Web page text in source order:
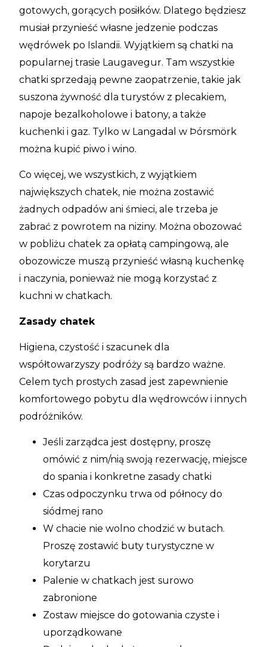
gotowych, gorących posiłków. Dlatego będziesz
musiał przynieść własne jedzenie podczas
wędrówek po Islandii. Wyjątkiem są chatki na
popularnej trasie Laugavegur. Tam wszystkie
chatki sprzedają pewne zaopatrzenie, takie jak
suszona żywność dla turystów z plecakiem,
napoje bezalkoholowe i batony, a także
kuchenki i gaz. Tylko w Langadal w Þórsmörk
można kupić piwo i wino.
Co więcej, we wszystkich, z wyjątkiem
największych chatek, nie można zostawić
żadnych odpadów ani śmieci, ale trzeba je
zabrać z powrotem na niziny. Można obozować
w pobliżu chatek za opłatą campingową, ale
obozowicze muszą przynieść własną kuchenkę
i naczynia, ponieważ nie mogą korzystać z
kuchni w chatkach.
Zasady chatek
Higiena, czystość i szacunek dla
współtowarzyszy podróży są bardzo ważne.
Celem tych prostych zasad jest zapewnienie
komfortowego pobytu dla wędrowców i innych
podróżników.
Jeśli zarządca jest dostępny, proszę
omówić z nim/nią swoją rezerwację, miejsce
do spania i konkretne zasady chatki
Czas odpoczynku trwa od północy do
siódmej rano
W chacie nie wolno chodzić w butach.
Proszę zostawić buty turystyczne w
korytarzu
Palenie w chatkach jest surowo
zabronione
Zostaw miejsce do gotowania czyste i
uporządkowane